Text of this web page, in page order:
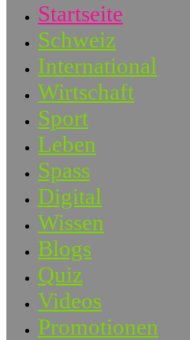
Startseite
Schweiz
International
Wirtschaft
Sport
Leben
Spass
Digital
Wissen
Blogs
Quiz
Videos
Promotionen